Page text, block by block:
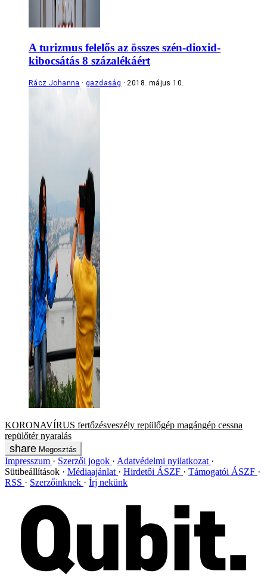
A turizmus felelős az összes szén-dioxid-
kibocsátás 8 százalékáért
Rácz Johanna gazdaság 2018. május 10.
KORONAVÍRUS fertőzésveszély repülőgép magángép cessna
repülőtér nyaralás
Megosztás
Impresszum Szerzői jogok
Adatvédelmi nyilatkozat
Sütibeállítások
Médiaajánlat Hirdetői ÁSZF
Támogatói ÁSZF
RSS
Szerzőinknek Írj nekünk